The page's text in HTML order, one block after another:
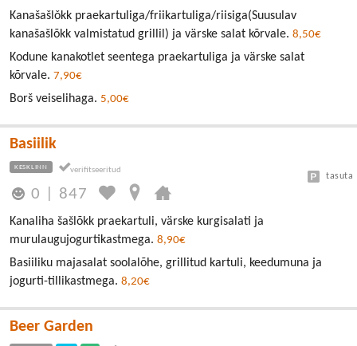
Kanašašlǒkk praekartuliga/friikartuliga/riisiga(Suusulav
kanašašlõkk valmistatud grillil) ja värske salat kõrvale. 8,50€
Kodune kanakotlet seentega praekartuliga ja värske salat
kõrvale. 7,90€
Borš veiselihaga. 5,00€
Basiilik
KESKLINN
0 847
tasuta
Kanaliha šašlõkk praekartuli, värske kurgisalati ja
murulaugujogurtikastmega. 8,90€
Basiiliku majasalat soolalõhe, grillitud kartuli, keedumuna ja
jogurti-tillikastmega. 8,20€
Beer Garden